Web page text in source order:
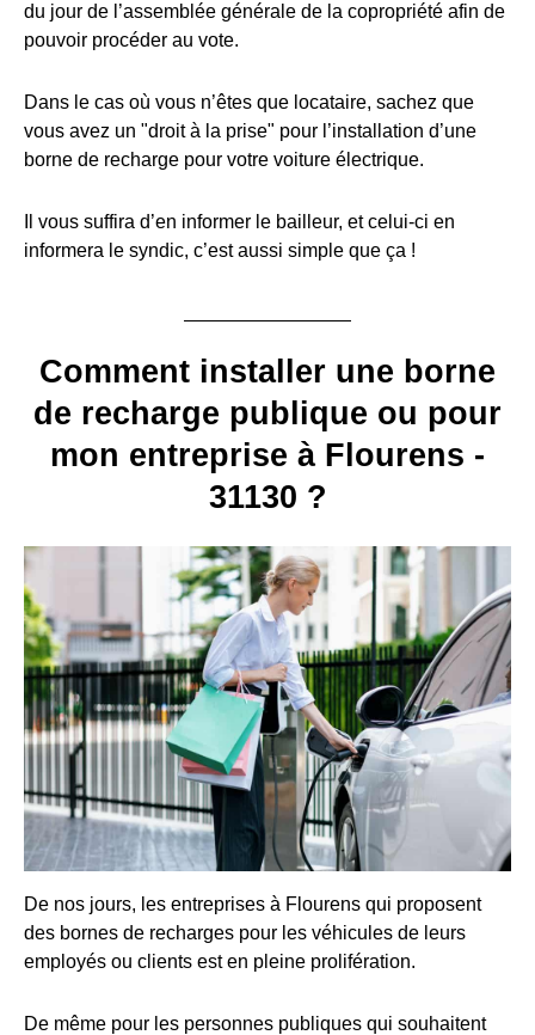
du jour de l’assemblée générale de la copropriété afin de
pouvoir procéder au vote.
Dans le cas où vous n’êtes que locataire, sachez que
vous avez un "droit à la prise" pour l’installation d’une
borne de recharge pour votre voiture électrique.
Il vous suffira d’en informer le bailleur, et celui-ci en
informera le syndic, c’est aussi simple que ça !
Comment installer une borne
de recharge publique ou pour
mon entreprise à Flourens -
31130 ?
De nos jours, les entreprises à Flourens qui proposent
des bornes de recharges pour les véhicules de leurs
employés ou clients est en pleine prolifération.
De même pour les personnes publiques qui souhaitent